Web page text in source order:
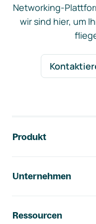
Networking-
wir sind hier, um
Produkt
Unternehmen
Ressourcen